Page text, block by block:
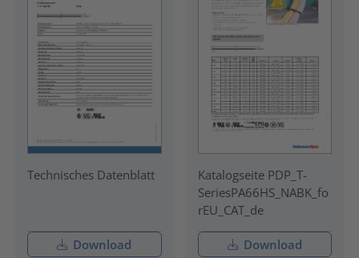
Technisches Datenblatt
Download
Katalogseite PDP_T-
SeriesPA66HS_NABK_fo
rEU_CAT_de
Download